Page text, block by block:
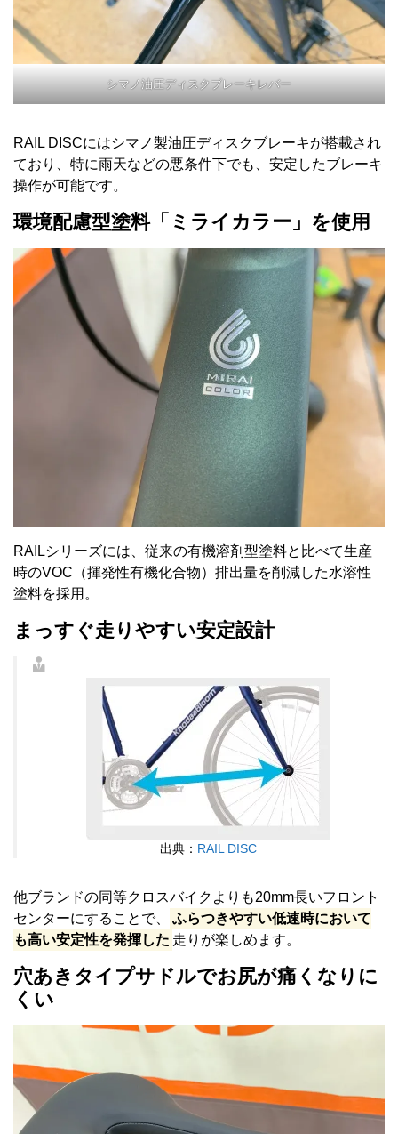
シマノ油圧ディスクブレーキレバー
RAIL DISCにはシマノ製油圧ディスクブレーキが搭載され
ており、特に雨天などの悪条件下でも、安定したブレーキ
操作が可能です。
環境配慮型塗料「ミライカラー」を使用
RAILシリーズには、従来の有機溶剤型塗料と比べて生産
時のVOC（揮発性有機化合物）排出量を削減した水溶性
塗料を採用。
まっすぐ走りやすい安定設計
出典： RAIL DISC
他ブランドの同等クロスバイクよりも20mm長いフロント
センターにすることで、
ふらつきやすい低速時において
も高い安定性を発揮した 走りが楽しめます。
穴あきタイプサドルでお尻が痛くなりに
くい